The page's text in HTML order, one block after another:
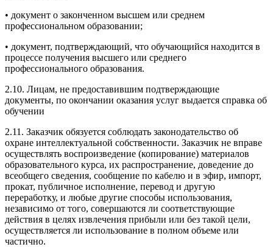
• документ о законченном высшем или среднем
профессиональном образовании;
• документ, подтверждающий, что обучающийся находится в
процессе получения высшего или среднего
профессионального образования.
2.10. Лицам, не предоставившим подтверждающие
документы, по окончании оказания услуг выдается справка об
обучении
2.11. Заказчик обязуется соблюдать законодательство об
охране интеллектуальной собственности. Заказчик не вправе
осуществлять воспроизведение (копирование) материалов
образовательного курса, их распространение, доведение до
всеобщего сведения, сообщение по кабелю и в эфир, импорт,
прокат, публичное исполнение, перевод и другую
переработку, и любые другие способы использования,
независимо от того, совершаются ли соответствующие
действия в целях извлечения прибыли или без такой цели,
осуществляется ли использование в полном объеме или
частично.